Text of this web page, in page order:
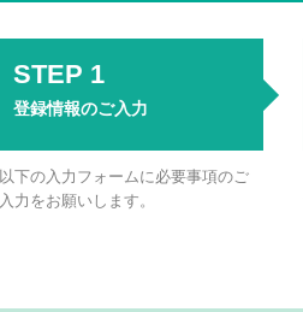
登録情報のご入力
以下の入力フォームに必要事項のご
入力をお願いします。